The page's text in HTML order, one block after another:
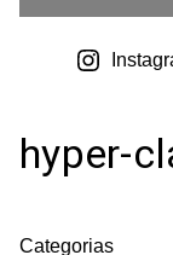
hyper-
Categorias